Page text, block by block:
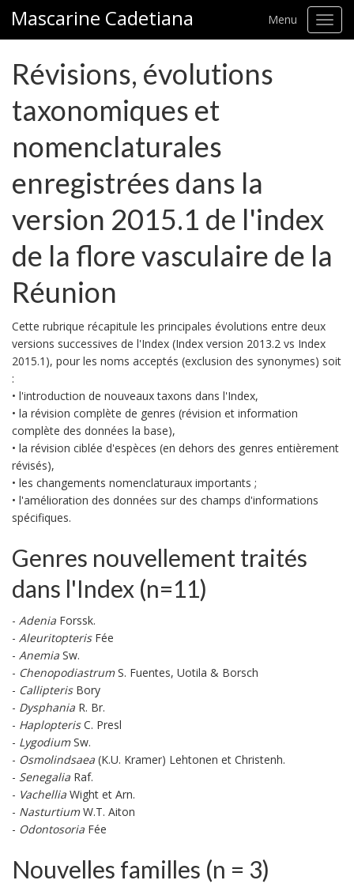
Mascarine Cadetiana Menu
Révisions, évolutions
taxonomiques et
nomenclaturales
enregistrées dans la
version 2015.1 de l'index
de la flore vasculaire de la
Réunion
Cette rubrique récapitule les principales évolutions entre deux
versions successives de l'Index (Index version 2013.2 vs Index
2015.1), pour les noms acceptés (exclusion des synonymes) soit
:
• l'introduction de nouveaux taxons dans l'Index,
• la révision complète de genres (révision et information
complète des données la base),
• la révision ciblée d'espèces (en dehors des genres entièrement
révisés),
• les changements nomenclaturaux importants ;
• l'amélioration des données sur des champs d'informations
spécifiques.
Genres nouvellement traités
dans l'Index (n=11)
- Adenia Forssk.
- AleuritopterisFée
- Anemia Sw.
- ChenopodiastrumS. Fuentes, Uotila & Borsch
- CallipterisBory
- Dysphania R. Br.
- HaplopterisC. Presl
- LygodiumSw.
- Osmolindsaea (K.U. Kramer) Lehtonen et Christenh.
- Senegalia Raf.
- Vachellia Wight et Arn.
- NasturtiumW.T. Aiton
- Odontosoria Fée
Nouvelles familles (n = 3)